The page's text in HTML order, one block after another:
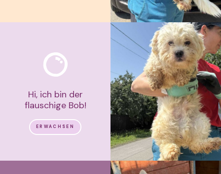
Hi, ich bin der
flauschige Bob!
ERWACHSEN